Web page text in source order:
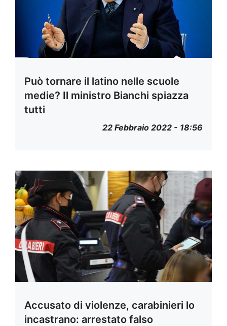
Può tornare il latino nelle scuole
medie? Il ministro Bianchi spiazza
tutti
22 Febbraio 2022 - 18:56
Accusato di violenze, carabinieri lo
incastrano: arrestato falso